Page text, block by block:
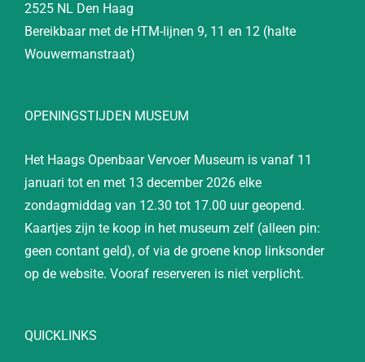
2525 NL Den Haag
Bereikbaar met de HTM-lijnen 9, 11 en 12 (halte
Wouwermanstraat)
OPENINGSTIJDEN MUSEUM
Het Haags Openbaar Vervoer Museum is vanaf 11
januari tot en met 13 december 2026 elke
zondagmiddag van 12.30 tot 17.00 uur geopend.
Kaartjes zijn te koop in het museum zelf (alleen pin:
geen contant geld), of via de groene knop linksonder
op de website. Vooraf reserveren is niet verplicht.
QUICKLINKS